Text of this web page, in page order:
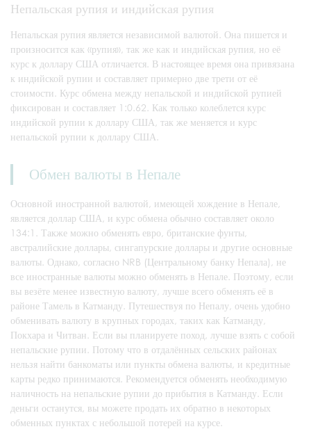
Непальская рупия и индийская рупия
Непальская рупия является независимой валютой. Она пишется и
произносится как «рупия», так же как и индийская рупия, но её
курс к доллару США отличается. В настоящее время она привязана
к индийской рупии и составляет примерно две трети от её
стоимости. Курс обмена между непальской и индийской рупией
фиксирован и составляет 1:0.62. Как только колеблется курс
индийской рупии к доллару США, так же меняется и курс
непальской рупии к доллару США.
Обмен валюты в Непале
Основной иностранной валютой, имеющей хождение в Непале,
является доллар США, и курс обмена обычно составляет около
134:1. Также можно обменять евро, британские фунты,
австралийские доллары, сингапурские доллары и другие основные
валюты. Однако, согласно NRB (Центральному банку Непала), не
все иностранные валюты можно обменять в Непале. Поэтому, если
вы везёте менее известную валюту, лучше всего обменять её в
районе Тамель в Катманду. Путешествуя по Непалу, очень удобно
обменивать валюту в крупных городах, таких как Катманду,
Покхара и Читван. Если вы планируете поход, лучше взять с собой
непальские рупии. Потому что в отдалённых сельских районах
нельзя найти банкоматы или пункты обмена валюты, и кредитные
карты редко принимаются. Рекомендуется обменять необходимую
наличность на непальские рупии до прибытия в Катманду. Если
деньги останутся, вы можете продать их обратно в некоторых
обменных пунктах с небольшой потерей на курсе.